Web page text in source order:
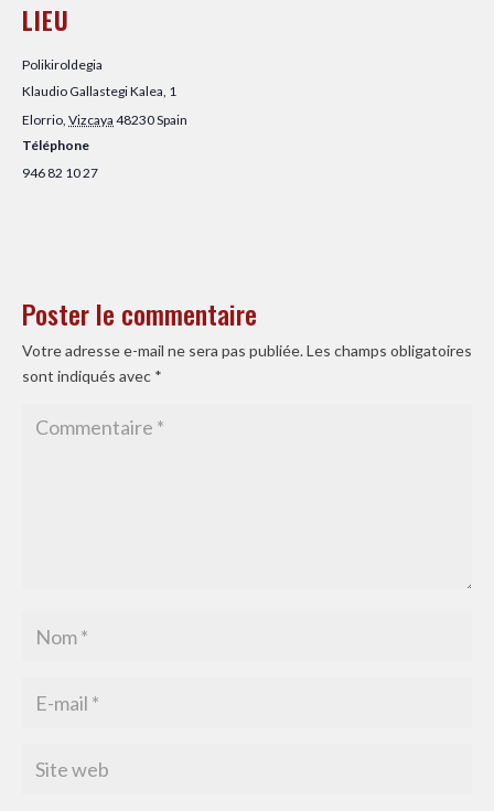
LIEU
Polikiroldegia
Klaudio Gallastegi Kalea, 1
Elorrio Vizcaya 48230Spain
Téléphone
946 82 10 27
Poster le commentaire
Votre adresse e-mail ne sera pas publiée.Les champs obligatoires
sont indiqués avec *